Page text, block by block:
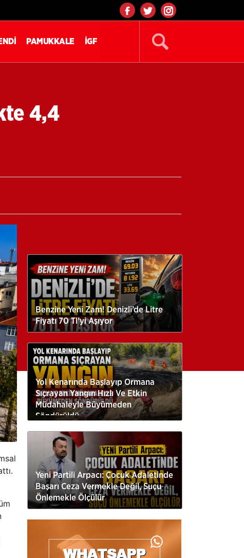
PAMUKKALE İGF
4,4
Benzine Yeni Zam! Denizli’de Litre
Fiyatı 70 Tl’yi Aşıyor
Yol Kenarında Başlayıp Ormana
Sıçrayan Yangın Hızlı Ve Etkin
Müdahaleyle Büyümeden
Söndürüldü
Yeni Partili Arpacı: Çocuk Adaletinde
Başarı Ceza Vermekle Değil, Suçu
Önlemekle Ölçülür